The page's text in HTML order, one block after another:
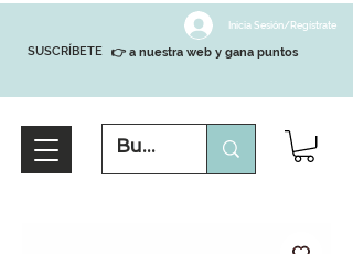
SUSCRÍBETE
Inicia Sesión/Regístrate
👉 a nuestra web y gana puntos